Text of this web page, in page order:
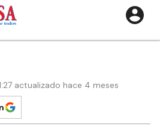
actualizado hace 4 meses